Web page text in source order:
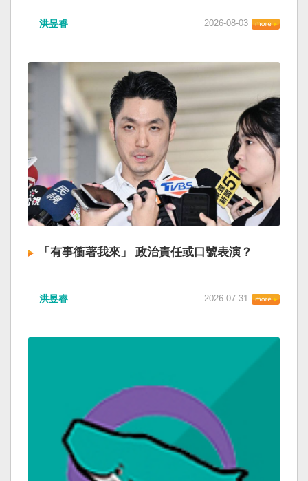
洪昱睿 2026-08-03
「有事衝著我來」 政治責任或口號表演？
洪昱睿 2026-07-31